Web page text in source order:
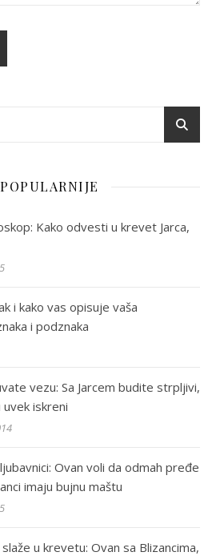
Kako odvesti u krevet Jarca,
i kako vas opisuje vaša
i podznaka
vezu: Sa Jarcem budite strpljivi,
iskreni
Ovan voli da odmah pređe
imaju bujnu maštu
u krevetu: Ovan sa Blizancima,